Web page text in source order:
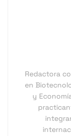
Redactora
en
y